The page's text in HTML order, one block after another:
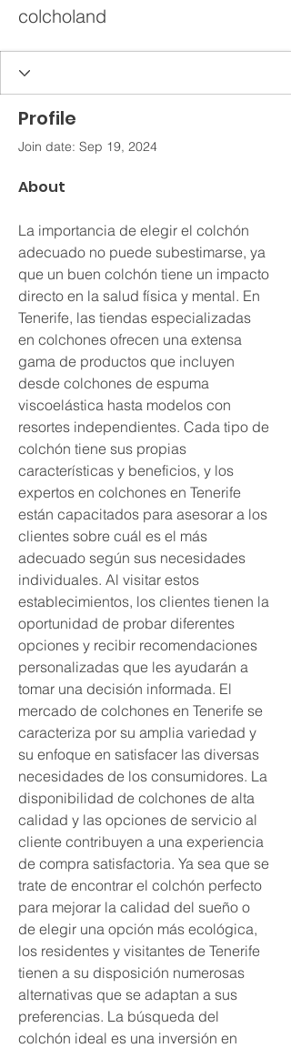
colcholand
Profile
Join date: Sep 19, 2024
About
La importancia de elegir el colchón
adecuado no puede subestimarse, ya
que un buen colchón tiene un impacto
directo en la salud física y mental. En
Tenerife, las tiendas especializadas
en colchones ofrecen una extensa
gama de productos que incluyen
desde colchones de espuma
viscoelástica hasta modelos con
resortes independientes. Cada tipo de
colchón tiene sus propias
características y beneficios, y los
expertos en colchones en Tenerife
están capacitados para asesorar a los
clientes sobre cuál es el más
adecuado según sus necesidades
individuales. Al visitar estos
establecimientos, los clientes tienen la
oportunidad de probar diferentes
opciones y recibir recomendaciones
personalizadas que les ayudarán a
tomar una decisión informada. El
mercado de colchones en Tenerife se
caracteriza por su amplia variedad y
su enfoque en satisfacer las diversas
necesidades de los consumidores. La
disponibilidad de colchones de alta
calidad y las opciones de servicio al
cliente contribuyen a una experiencia
de compra satisfactoria. Ya sea que se
trate de encontrar el colchón perfecto
para mejorar la calidad del sueño o
de elegir una opción más ecológica,
los residentes y visitantes de Tenerife
tienen a su disposición numerosas
alternativas que se adaptan a sus
preferencias. La búsqueda del
colchón ideal es una inversión en